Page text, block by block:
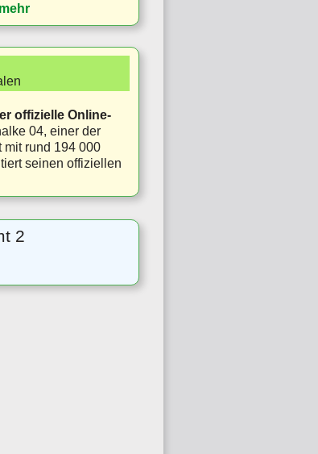
mehr
offizielle Online-
04, einer der
mit rund 194 000
seinen offiziellen
2